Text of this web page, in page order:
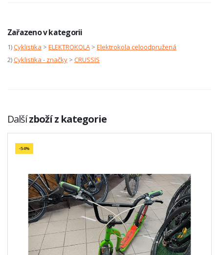
Zařazeno v kategorii
1)Cyklistika > ELEKTROKOLA > Elektrokola celoodpružená
2)Cyklistika - značky > CRUSSIS
Dalšízboží z kategorie
-54%